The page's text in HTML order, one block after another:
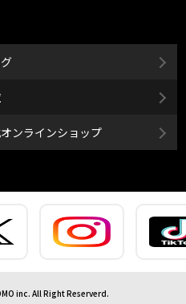
ンラインショップ
inc. All Right Reserverd.